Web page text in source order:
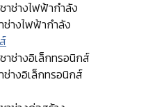
าช่างไฟฟ้ากำลัง
ช่างไฟฟ้ากำลัง
ช่างอิเล็กทรอนิกส์
ช่างอิเล็กทรอนิกส์